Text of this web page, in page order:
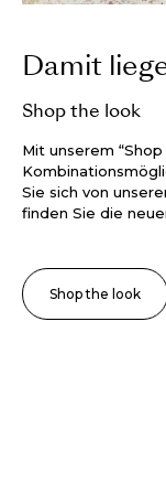
Damit
Shop the look
Mit unserem
Sie sich von
finden Sie die
Shop the look